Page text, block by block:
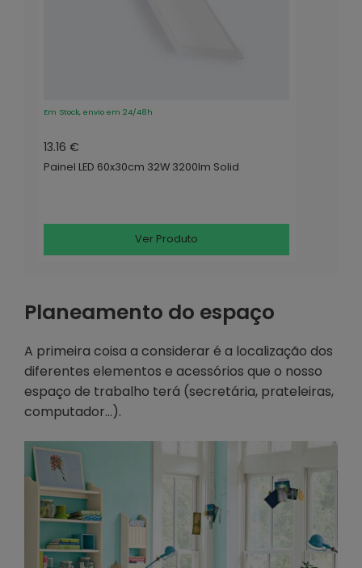
Em Stock, envio em 24/48h
13.16 €
Painel LED 60x30cm 32W 3200lm Solid
Ver Produto
Planeamento do espaço
A primeira coisa a considerar é a localização dos
diferentes elementos e acessórios que o nosso
espaço de trabalho terá (secretária, prateleiras,
computador…).